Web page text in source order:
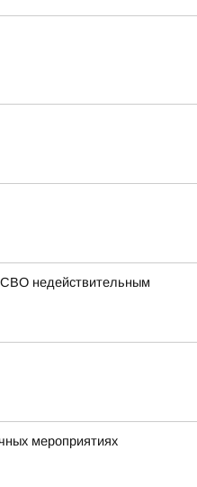
СВО недействительным
мероприятиях